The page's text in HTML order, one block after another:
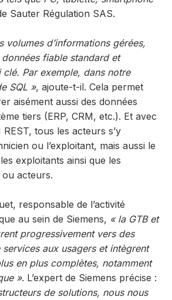
Sauter Régulation SAS.
volumes d’informations gérées,
fiable standard et
clé. Par exemple, dans notre
SQL », ajoute-t-il. Cela permet
aisément aussi des données
tiers (ERP, CRM, etc.). Et avec
tous les acteurs s’y
ou l’exploitant, mais aussi le
exploitants ainsi que les
acteurs.
responsable de l’activité
au sein de Siemens, « la GTB et
progressivement vers des
aux usagers et intègrent
en plus complètes, notamment
». L’expert de Siemens précise :
de solutions, nous nous